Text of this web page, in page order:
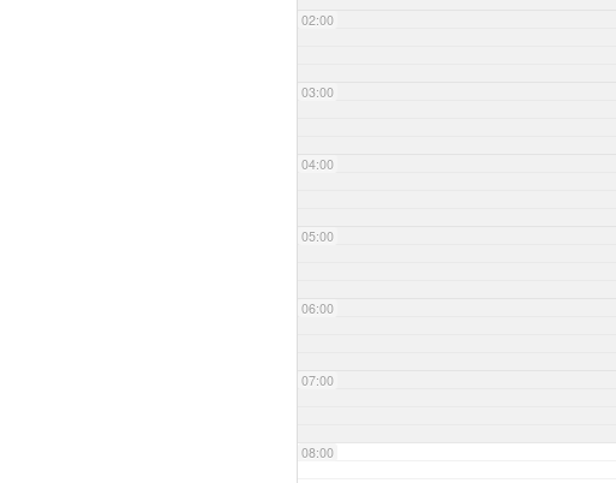
02:00
03:00
04:00
05:00
06:00
07:00
08:00